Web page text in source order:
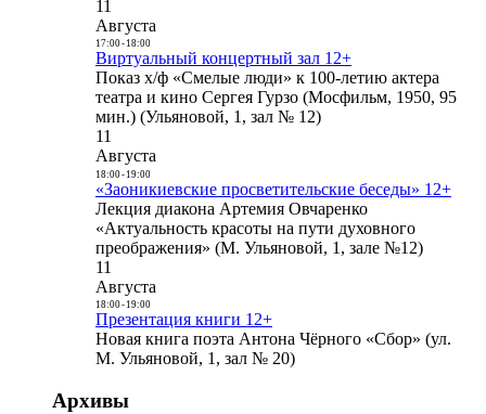
11
Августа
17:00- 18:00
Виртуальный концертный зал 12+
Показ х/ф «Смелые люди» к 100-летию актера
театра и кино Сергея Гурзо (Мосфильм, 1950, 95
мин.) (Ульяновой, 1, зал № 12)
11
Августа
18:00- 19:00
«Заоникиевские просветительские беседы» 12+
Лекция диакона Артемия Овчаренко
«Актуальность красоты на пути духовного
преображения» (М. Ульяновой, 1, зале №12)
11
Августа
18:00- 19:00
Презентация книги 12+
Новая книга поэта Антона Чёрного «Сбор» (ул.
М. Ульяновой, 1, зал № 20)
Архивы